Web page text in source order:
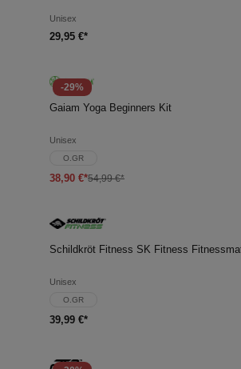
Unisex
29,95 €*
-29%
Gaiam Yoga Beginners Kit
Unisex
O.GR
38,90 €*54,99 €*
Unisex
O.GR
39,99 €*